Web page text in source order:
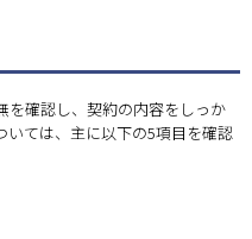
を確認し、契約の内容をしっか
いては、主に以下の5項目を確認